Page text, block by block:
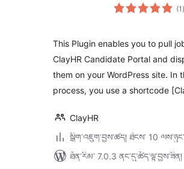
(1 )
This Plugin enables you to pull
ClayHR Candidate Portal and
them on your WordPress site. In
process, you use a shortcode
ClayHR
སྒྲིག་འཇུག་བྱས་ཚད། ཐེངས་ 10
ཐོན་རིམ་ 7.0.3 ནང་དུ་ཚོད་ལྟ་བྱས་ཟིན།